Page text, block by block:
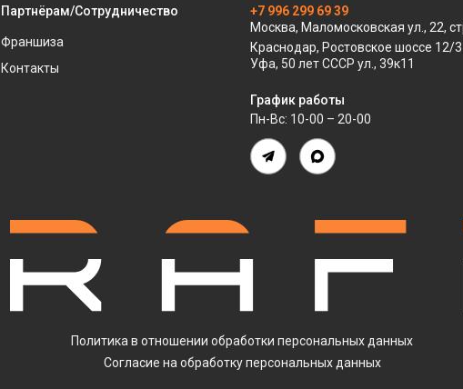
Краснодар, Ростовское шоссе 12/3
Уфа, 50 лет СССР ул., 39к11
+7 996 299 69 39
Москва, Маломосковская ул., 22,
Франшиза
Контакты
Партнёрам/Сотрудничество
График работы
Согласие на обработку персональных данных
Политика в отношении обработки персональных данных
Пн-Вс: 10-00 – 20-00